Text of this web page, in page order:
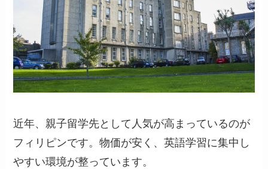
近年、親子留学先として人気が高まっているのが
フィリピンです。物価が安く、英語学習に集中し
やすい環境が整っています。